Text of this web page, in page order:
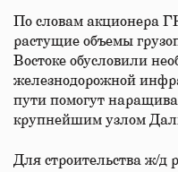
По словам акционера
растущие объемы
Востоке обусловили
железнодорожной
пути помогут
крупнейшим узлом
Для строительства ж/д